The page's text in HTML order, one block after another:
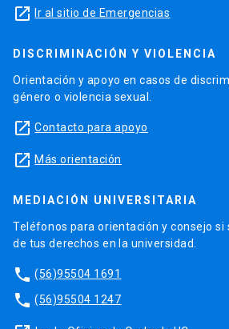
launch Ir al sitio de Emergencias
DISCRIMINACIÓN Y VIOLENCIA
Orientación y apoyo en casos de
género o violencia sexual.
launch Contacto para apoyo
launch Más orientación
MEDIACIÓN UNIVERSITARIA
Teléfonos para orientación y consejo si
de tus derechos en la universidad.
phone (56)95504 1691
phone (56)95504 1247